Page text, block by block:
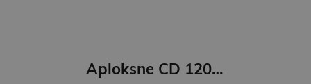
Aploksne CD 120mic. 1gab. GNP